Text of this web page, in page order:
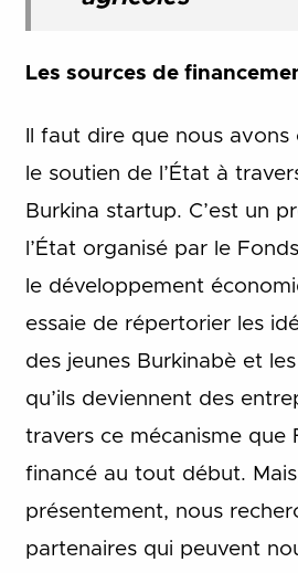
Les sources de
Il faut dire que nous
le soutien de l’État à
Burkina startup. C’est un
l’État organisé par le
le développement
essaie de répertorier les
des jeunes Burkinabè et
qu’ils deviennent des
travers ce mécanisme que
financé au tout début.
présentement, nous
partenaires qui peuvent